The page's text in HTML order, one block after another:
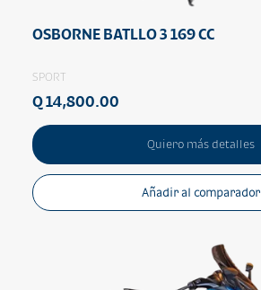
OSBORNE BATLLO 3 169 CC
SPORT
Q 14,800.00
Quiero más detalles
Añadir al comparador